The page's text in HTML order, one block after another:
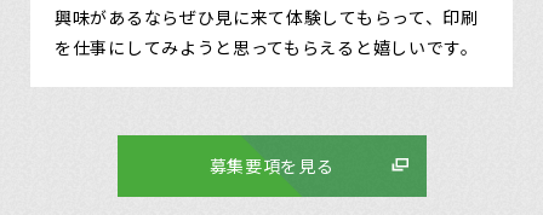
興味があるならぜひ見に来て体験してもらって、印刷
を仕事にしてみようと思ってもらえると嬉しいです。
募集要項を見る